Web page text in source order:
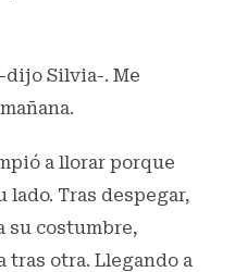
dijo Silvia-. Me
a llorar porque
lado. Tras despegar,
su costumbre,
tras otra. Llegando a